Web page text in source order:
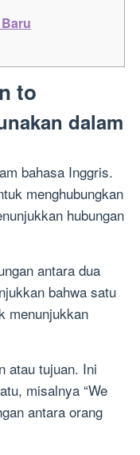
to
dalam
bahasa Inggris.
menghubungkan
hubungan
antara dua
bahwa satu
menunjukkan
atau tujuan. Ini
misalnya “We
antara orang